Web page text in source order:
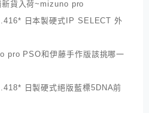
貨入荷~mizuno pro
日本製硬式IP SELECT 外
pro PSO和伊藤手作版該挑哪一
日製硬式絕版藍標5DNA前